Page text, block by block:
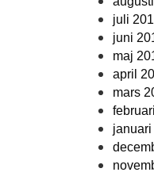
juli
juni
maj
april
mars